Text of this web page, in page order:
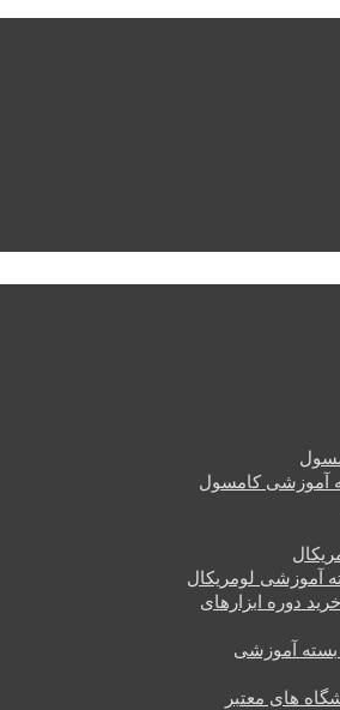
آموزشی کامسول
آموزشی لومریکال
دوره ابزارهای
آموزشی
های معتبر